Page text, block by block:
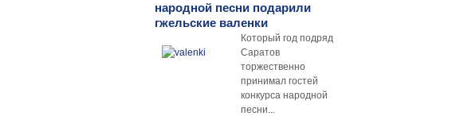
народной песни подарили
гжельские валенки
Который год подряд
Саратов
торжественно
принимал гостей
конкурса народной
песни...